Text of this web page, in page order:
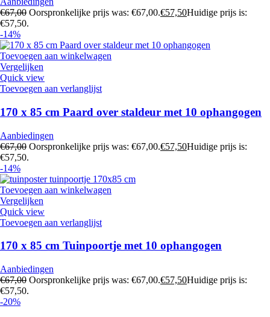
€67,00 Oorspronkelijke prijs was: €67,00.€57,50Huidige prijs is:
€57,50.
-14%
Toevoegen aan winkelwagen
Vergelijken
Quick view
Toevoegen aan verlanglijst
170 x 85 cm Paard over staldeur met 10 ophangogen
Aanbiedingen
€67,00 Oorspronkelijke prijs was: €67,00.€57,50Huidige prijs is:
€57,50.
-14%
Toevoegen aan winkelwagen
Vergelijken
Quick view
Toevoegen aan verlanglijst
170 x 85 cm Tuinpoortje met 10 ophangogen
Aanbiedingen
€67,00 Oorspronkelijke prijs was: €67,00.€57,50Huidige prijs is:
€57,50.
-20%